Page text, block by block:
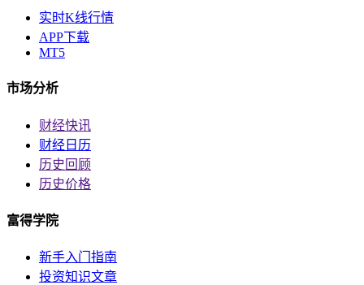
实时K线行情
APP下载
MT5
市场分析
财经快讯
财经日历
历史回顾
历史价格
富得学院
新手入门指南
投资知识文章